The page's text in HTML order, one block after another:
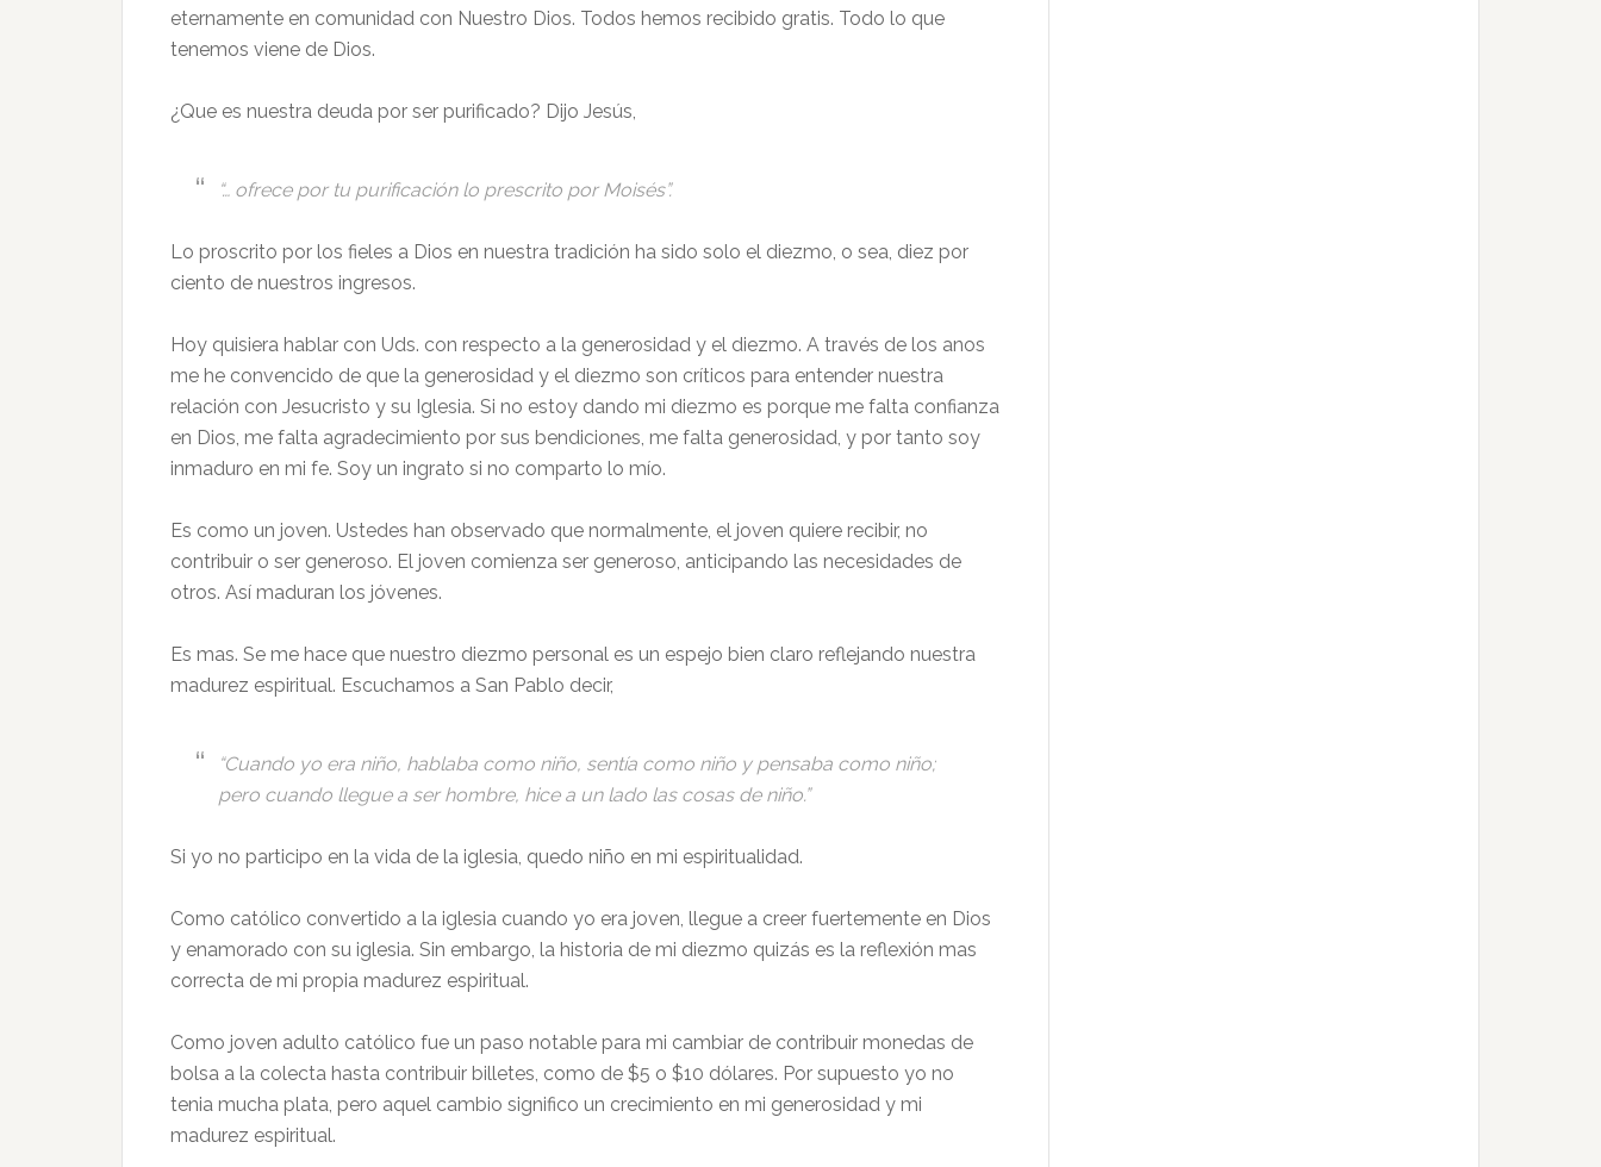
eternamente en comunidad con Nuestro Dios. Todos hemos recibido gratis. Todo lo que
tenemos viene de Dios.
¿Que es nuestra deuda por ser purificado? Dijo Jesús,
“… ofrece por tu purificación lo prescrito por Moisés”.
Lo proscrito por los fieles a Dios en nuestra tradición ha sido solo el diezmo, o sea, diez por
ciento de nuestros ingresos.
Hoy quisiera hablar con Uds. con respecto a la generosidad y el diezmo. A través de los anos
me he convencido de que la generosidad y el diezmo son críticos para entender nuestra
relación con Jesucristo y su Iglesia. Si no estoy dando mi diezmo es porque me falta confianza
en Dios, me falta agradecimiento por sus bendiciones, me falta generosidad, y por tanto soy
inmaduro en mi fe. Soy un ingrato si no comparto lo mío.
Es como un joven. Ustedes han observado que normalmente, el joven quiere recibir, no
contribuir o ser generoso. El joven comienza ser generoso, anticipando las necesidades de
otros. Así maduran los jóvenes.
Es mas. Se me hace que nuestro diezmo personal es un espejo bien claro reflejando nuestra
madurez espiritual. Escuchamos a San Pablo decir,
“Cuando yo era niño, hablaba como niño, sentía como niño y pensaba como niño;
pero cuando llegue a ser hombre, hice a un lado las cosas de niño.”
Si yo no participo en la vida de la iglesia, quedo niño en mi espiritualidad.
Como católico convertido a la iglesia cuando yo era joven, llegue a creer fuertemente en Dios
y enamorado con su iglesia. Sin embargo, la historia de mi diezmo quizás es la reflexión mas
correcta de mi propia madurez espiritual.
Como joven adulto católico fue un paso notable para mi cambiar de contribuir monedas de
bolsa a la colecta hasta contribuir billetes, como de $5 o $10 dólares. Por supuesto yo no
tenia mucha plata, pero aquel cambio significo un crecimiento en mi generosidad y mi
madurez espiritual.